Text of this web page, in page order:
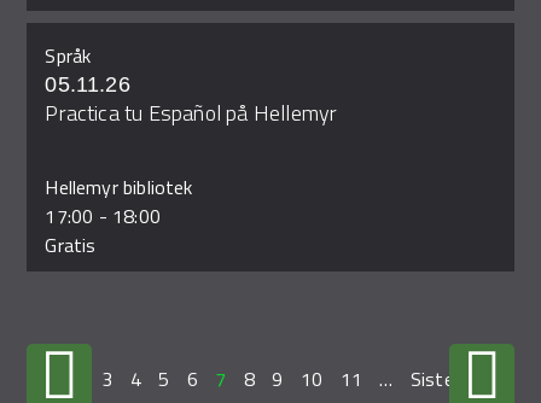
Språk
05.11.26
Practica tu Español på Hellemyr
Hellemyr bibliotek
17:00 - 18:00
Gratis
3 4 5 6 7 8 9 10 11 … Siste »